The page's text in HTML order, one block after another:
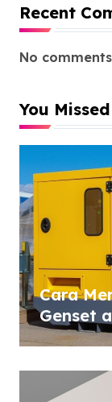
Recent
No
You Missed
Cara
Genset